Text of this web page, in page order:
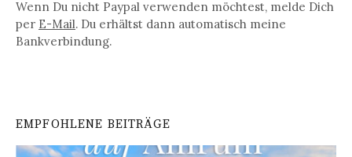
Wenn Du nicht Paypal verwenden möchtest, melde Dich
per E-Mail. Du erhältst dann automatisch meine
Bankverbindung.
EMPFOHLENE BEITRÄGE